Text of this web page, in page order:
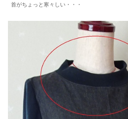
首がちょっと寒々しい・・・